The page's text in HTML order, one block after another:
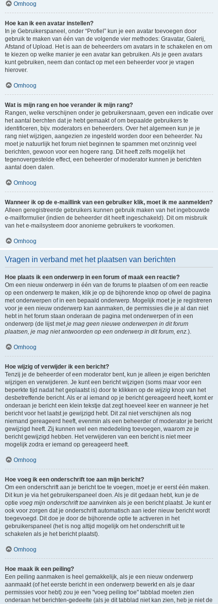
Omhoog
Hoe kan ik een avatar instellen?
In je Gebruikerspaneel, onder “Profiel” kun je een avatar toevoegen door
gebruik te maken van één van de volgende vier methodes: Gravatar, Galerij,
Afstand of Upload. Het is aan de beheerders om avatars in te schakelen en om
te kiezen op welke manier je een avatar kan gebruiken. Als je geen avatars
kunt gebruiken, neem dan contact op met een beheerder voor je vragen
hierover.
Omhoog
Wat is mijn rang en hoe verander ik mijn rang?
Rangen, welke verschijnen onder je gebruikersnaam, geven een indicatie over
het aantal berchten dat je hebt gemaakt of om bepaalde gebruikers te
identificeren, bijv. moderators en beheerders. Over het algemeen kun je je
rang niet wijzigen, aangezien ze ingesteld worden door een beheerder. Nu
moet je natuurlijk het forum niet beginnen te spammen met onzinnig veel
berichten, gewoon voor een hogere rang. Dit heeft zelfs mogelijk het
tegenovergestelde effect, een beheerder of moderator kunnen je berichten
aantal doen dalen.
Omhoog
Wanneer ik op de e-maillink van een gebruiker klik, moet ik me aanmelden?
Alleen geregistreerde gebruikers kunnen gebruik maken van het ingebouwde
e-mailformulier (indien de beheerder dit heeft ingeschakeld). Dit om misbruik
van het e-mailsysteem door anonieme gebruikers te voorkomen.
Omhoog
Vragen in verband met het plaatsen van berichten
Hoe plaats ik een onderwerp in een forum of maak een reactie?
Om een nieuw onderwerp in één van de forums te plaatsen of om een reactie
op een onderwerp te maken, klik je op de bijhorende knop op ofwel de pagina
met onderwerpen of in een bepaald onderwerp. Mogelijk moet je je registreren
voor je een nieuw onderwerp kan aanmaken, de permissies die je al dan niet
hebt in het forum staan onderaan de pagina met onderwerpen of in een
onderwerp (de lijst metje mag geen nieuwe onderwerpen in dit forum
plaatsen, je mag niet antwoorden op een onderwerp in dit forum, enz.).
Omhoog
Hoe wijzig of verwijder ik een bericht?
Tenzij je de beheerder of een moderator bent, kun je alleen je eigen berichten
wijzigen en verwijderen. Je kunt een bericht wijzigen (soms maar voor een
beperkte tijd nadat het geplaatst is) door te klikken op de wijzig knop van het
desbetreffende bericht. Als er al iemand op je bericht gereageerd heeft, komt er
onderaan je bericht een klein tekstje dat zegt hoeveel keer en wanneer je het
bericht voor het laatst je gewijzigd hebt. Dit zal niet verschijnen als nog
niemand gereageerd heeft, evenmin als een beheerder of moderator je bericht
gewijzigd heeft. Zij kunnen wel een mededeling toevoegen, waarom ze je
bericht gewijzigd hebben. Het verwijderen van een bericht is niet meer
mogelijk zodra er iemand op gereageerd heeft.
Omhoog
Hoe voeg ik een onderschrift toe aan mijn bericht?
Om een onderschrift aan je bericht toe te voegen, moet je er eerst één maken.
Dit kun je via het gebruikerspaneel doen. Als je dit gedaan hebt, kun je de
optie voeg mijn onderschrift toe aanvinken als je een bericht plaatst. Je kunt er
ook voor zorgen dat je onderschrift automatisch aan ieder nieuw bericht wordt
toegevoegd. Dit doe je door de bijhorende optie te activeren in het
gebruikerspaneel (het is nog altijd mogelijk om het onderschrift uit te
schakelen als je het bericht plaatst).
Omhoog
Hoe maak ik een peiling?
Een peiling aanmaken is heel gemakkelijk, als je een nieuw onderwerp
aanmaakt (of het eerste bericht in een onderwerp bewerkt en als je daar
permissies voor hebt) zou je een "voeg peiling toe" tabblad moeten zien
onderaan het berichten-gedeelte (als je dit tabblad niet kan zien, heb je niet de